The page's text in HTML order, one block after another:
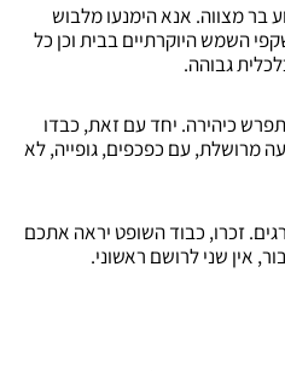
בר מצווה. אנא הימנעו מלבוש
השמש היוקרתיים בבית וכן כל
גבוהה.
כיהירה. יחד עם זאת, כבדו
מרושלת, עם כפכפים, גופייה, לא
זכרו, כבוד השופט יראה אתכם
אין שני לרושם ראשוני.